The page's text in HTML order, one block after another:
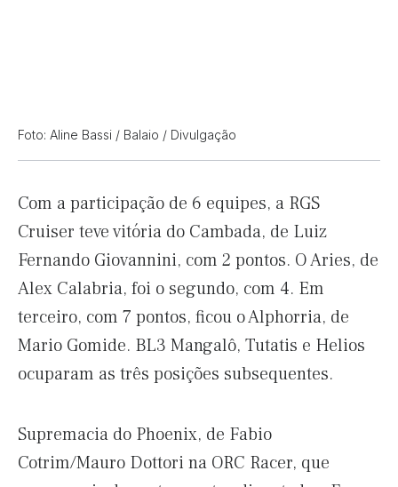
Foto: Aline Bassi / Balaio / Divulgação
Com a participação de 6 equipes, a RGS
Cruiser teve vitória do Cambada, de Luiz
Fernando Giovannini, com 2 pontos. O Aries, de
Alex Calabria, foi o segundo, com 4. Em
terceiro, com 7 pontos, ficou o Alphorria, de
Mario Gomide. BL3 Mangalô, Tutatis e Helios
ocuparam as três posições subsequentes.
Supremacia do Phoenix, de Fabio
Cotrim/Mauro Dottori na ORC Racer, que